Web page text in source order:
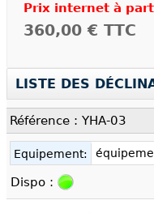
Prix internet à
360,00 € TTC
LISTE DES
Référence : YHA-03
Equipement:
Dispo :